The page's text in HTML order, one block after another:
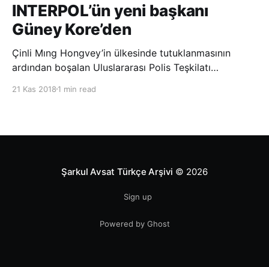
INTERPOL’ün yeni başkanı
Güney Kore’den
Çinli Mıng Hongvey’in ülkesinde tutuklanmasının
ardından boşalan Uluslararası Polis Teşkilatı
seçildi. INTERPOL Genel Kurulu’nun Dubai’deki
21 Kas 2018 1 min read
Şarkul Avsat Türkçe Arşivi © 2026
Sign up
Powered by Ghost